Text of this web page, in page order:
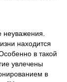
находится
в такой
увлечены
в